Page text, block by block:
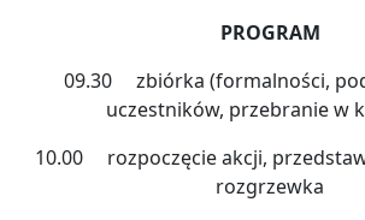
PROGRAM
09.30 zbiórka (formalności,
uczestników, przebranie w
10.00 rozpoczęcie akcji,
rozgrzewka